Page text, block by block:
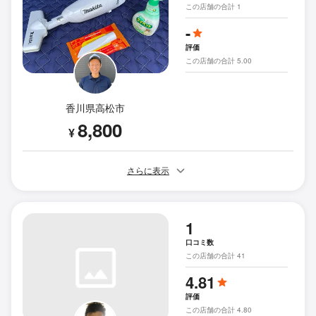
香川県高松市
¥8,800
この店舗の合計 1
-
評価
この店舗の合計 5.00
さらに表示
1
口コミ数
この店舗の合計 41
4.81
評価
この店舗の合計 4.80